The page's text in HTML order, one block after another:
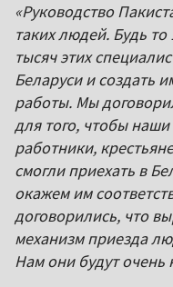
«Руководство
таких людей. Будь
тысяч этих
Беларуси и создать
работы. Мы
для того, чтобы наши
работники,
смогли приехать в
окажем им
договорились, что
механизм приезда
Нам они будут очень